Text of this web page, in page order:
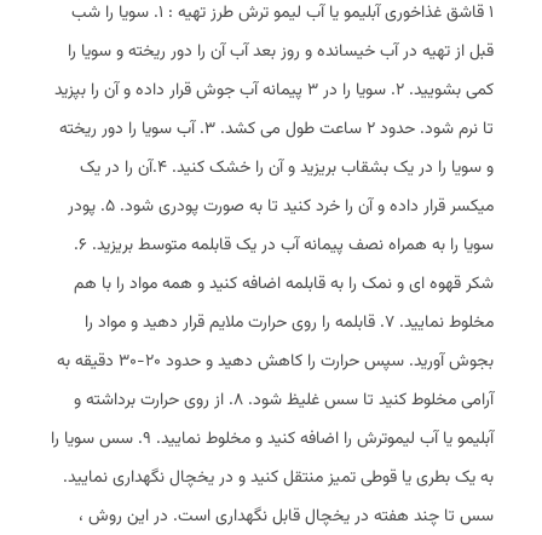
1 قاشق غذاخوری آبلیمو یا آب لیمو ترش طرز تهیه : 1. سویا را شب
قبل از تهیه در آب خیسانده و روز بعد آب آن را دور ریخته و سویا را
کمی بشویید. 2. سویا را در 3 پیمانه آب جوش قرار داده و آن را بپزید
تا نرم شود. حدود 2 ساعت طول می ‌کشد. 3. آب سویا را دور ریخته
و سویا را در یک بشقاب بریزید و آن را خشک کنید. 4.آن را در یک
میکسر قرار داده و آن را خرد کنید تا به صورت پودری شود. 5. پودر
سویا را به همراه نصف پیمانه آب در یک قابلمه متوسط بریزید. 6.
شکر قهوه‌ ای و نمک را به قابلمه اضافه کنید و همه مواد را با هم
مخلوط نمایید. 7. قابلمه را روی حرارت ملایم قرار دهید و مواد را
بجوش آورید. سپس حرارت را کاهش دهید و حدود 20-30 دقیقه به
آرامی مخلوط کنید تا سس غلیظ شود. 8. از روی حرارت برداشته و
آبلیمو یا آب لیموترش را اضافه کنید و مخلوط نمایید. 9. سس سویا را
به یک بطری یا قوطی تمیز منتقل کنید و در یخچال نگهداری نمایید.
سس تا چند هفته در یخچال قابل نگهداری است. در این روش ،